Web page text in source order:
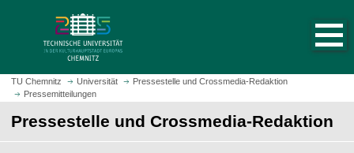
t
s
i
TU Chemnitz Universität
Pressestelle und Crossmedia-Redaktion
Pressemitteilungen
Pressestelle und Crossmedia-Redaktion